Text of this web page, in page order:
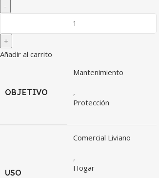
Añadir al carrito
OBJETIVO
Mantenimiento
,
Protección
USO
Comercial Liviano
,
Hogar